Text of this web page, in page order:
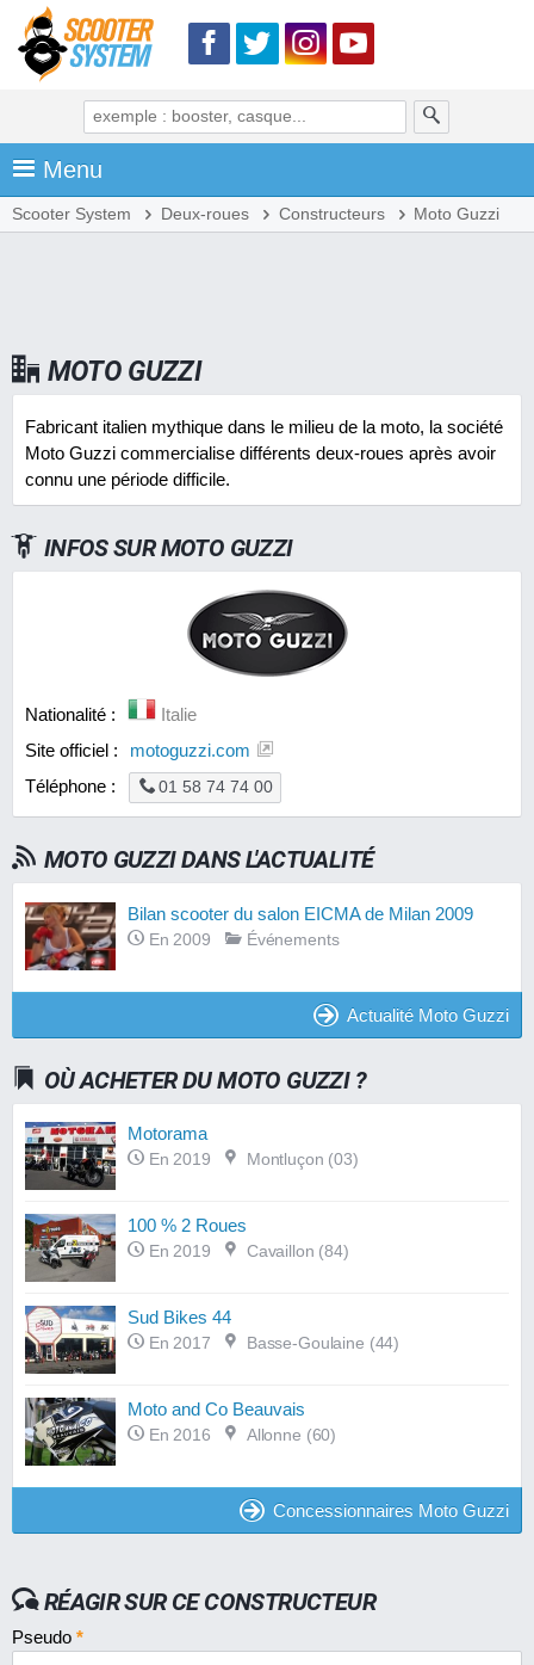
Menu
Scooter System Deux-roues Constructeurs Moto Guzzi
MOTO GUZZI
Fabricant italien mythique dans le milieu de la moto, la société
Moto Guzzi commercialise différents deux-roues après avoir
connu une période difficile.
INFOS SURMOTO GUZZI
Nationalité :
Italie
Site officiel :
motoguzzi.com
Téléphone :
01 58 74 74 00
MOTO GUZZI DANS L'ACTUALITÉ
Bilan scooter du salon EICMA de Milan 2009
En 2009 Événements
Actualité Moto Guzzi
OÙ ACHETER DU MOTO GUZZI ?
Motorama
En 2019 Montluçon (03)
100 % 2 Roues
En 2019 Cavaillon (84)
Sud Bikes 44
En 2017 Basse-Goulaine (44)
Moto and Co Beauvais
En 2016 Allonne (60)
Concessionnaires Moto Guzzi
RÉAGIR SUR CE CONSTRUCTEUR
Pseudo *